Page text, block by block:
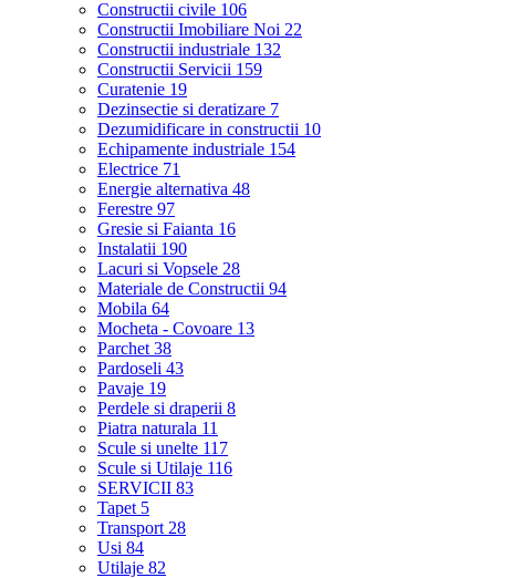
Constructii civile 106
Constructii Imobiliare Noi 22
Constructii industriale 132
Constructii Servicii 159
Curatenie 19
Dezinsectie si deratizare 7
Dezumidificare in constructii 10
Echipamente industriale 154
Electrice 71
Energie alternativa 48
Ferestre 97
Gresie si Faianta 16
Instalatii 190
Lacuri si Vopsele 28
Materiale de Constructii 94
Mobila 64
Mocheta - Covoare 13
Parchet 38
Pardoseli 43
Pavaje 19
Perdele si draperii 8
Piatra naturala 11
Scule si unelte 117
Scule si Utilaje 116
SERVICII 83
Tapet 5
Transport 28
Usi 84
Utilaje 82